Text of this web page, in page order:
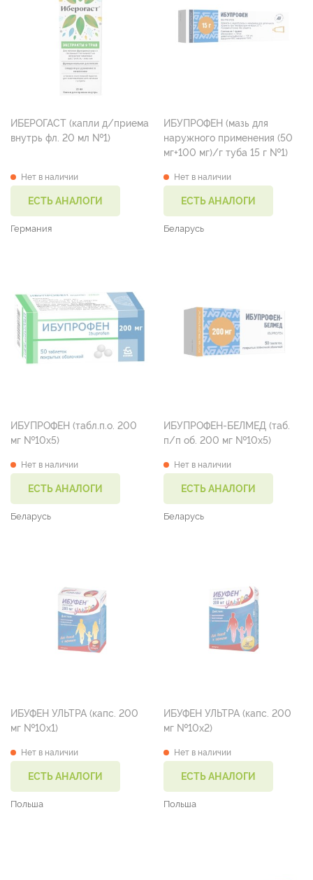
ИБЕРОГАСТ (капли д/приема
внутрь фл. 20 мл №1)
Нет в наличии
ЕСТЬ АНАЛОГИ
Германия
ИБУПРОФЕН (мазь для
наружного применения (50
мг+100 мг)/г туба 15 г №1)
Нет в наличии
ЕСТЬ АНАЛОГИ
Беларусь
ИБУПРОФЕН (табл.п.о. 200
мг №10х5)
Нет в наличии
ЕСТЬ АНАЛОГИ
Беларусь
ИБУПРОФЕН-БЕЛМЕД (таб.
п/п об. 200 мг №10х5)
Нет в наличии
ЕСТЬ АНАЛОГИ
Беларусь
ИБУФЕН УЛЬТРА (капс. 200
мг №10х1)
Нет в наличии
ЕСТЬ АНАЛОГИ
Польша
ИБУФЕН УЛЬТРА (капс. 200
мг №10х2)
Нет в наличии
ЕСТЬ АНАЛОГИ
Польша